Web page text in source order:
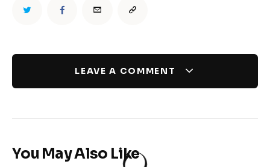
LEAVE A COMMENT
You May Also Like